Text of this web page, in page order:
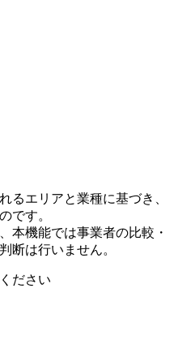
るエリアと業種に基づき、
です。
本機能では事業者の比較・
断は行いません。
ださい